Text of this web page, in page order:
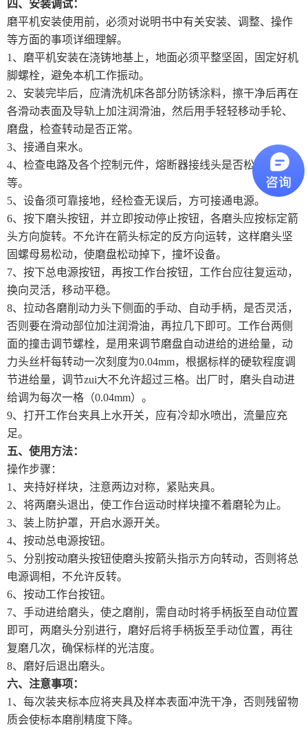
四、安装调试：
磨平机安装使用前，必须对说明书中有关安装、调整、操作
等方面的事项详细理解。
1、磨平机安装在浇铸地基上，地面必须平整坚固，固定好机
脚螺栓，避免本机工作振动。
2、安装完毕后，应清洗机床各部分防锈涂料，擦干净后再在
各滑动表面及导轨上加注润滑油，然后用手轻轻移动手轮、
磨盘，检查转动是否正常。
3、接通自来水。
4、检查电路及各个控制元件，熔断器接线头是否松动、掉线
等。
5、设备须可靠接地，经检查无误后，方可接通电源。
6、按下磨头按钮，并立即按动停止按钮，各磨头应按标定箭
头方向旋转。不允许在箭头标定的反方向运转，这样磨头坚
固螺母易松动，使磨盘松动掉下，撞坏设备。
7、按下总电源按钮，再按工作台按钮，工作台应往复运动，
换向灵活，移动平稳。
8、拉动各磨削动力头下侧面的手动、自动手柄，是否灵活，
否则要在滑动部位加注润滑油，再拉几下即可。工作台两侧
面的撞击调节螺栓，是用来调节磨盘自动进给的进给量，动
力头丝杆每转动一次刻度为0.04mm，根据标样的硬软程度调
节进给量，调节zui大不允许超过三格。出厂时，磨头自动进
给调为每次一格（0.04mm）。
9、打开工作台夹具上水开关，应有冷却水喷出，流量应充
足。
五、使用方法：
操作步骤：
1、夹持好样块，注意两边对称，紧贴夹具。
2、将两磨头退出，使工作台运动时样块撞不着磨轮为止。
3、装上防护罩，开启水源开关。
4、按动总电源按钮。
5、分别按动磨头按钮使磨头按箭头指示方向转动，否则将总
电源调相，不允许反转。
6、按动工作台按钮。
7、手动进给磨头，使之磨削，需自动时将手柄扳至自动位置
即可，两磨头分别进行，磨好后将手柄扳至手动位置，再往
复磨几次，确保标样的光洁度。
8、磨好后退出磨头。
六、注意事项：
1、每次装夹标本应将夹具及样本表面冲洗干净，否则残留物
质会使标本磨削精度下降。